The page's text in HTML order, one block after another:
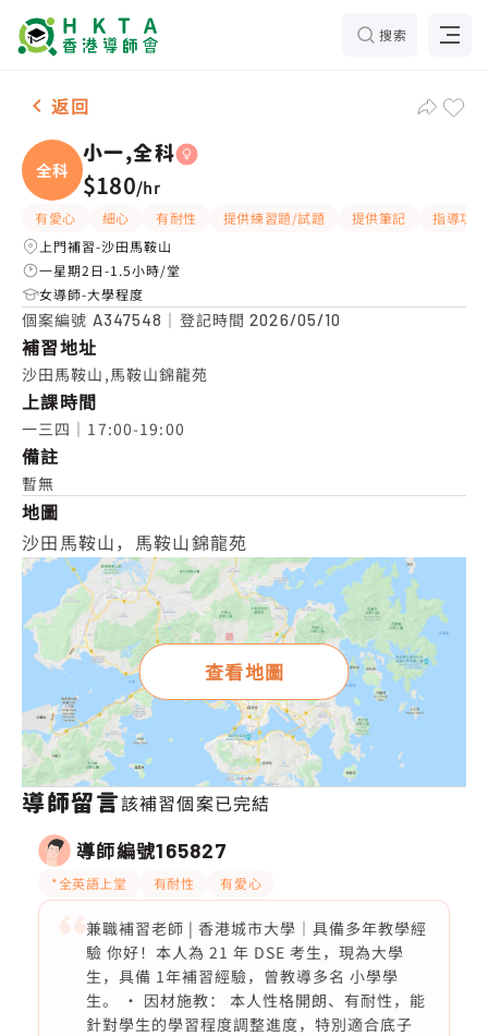
搜索
女-1名 小一,全科，沙田馬鞍山 補習推介
返回
全科
小一,全科
$180/hr
有愛心 細心 有耐性 提供練習題/試題 提供筆記
指導功課
上門補習-沙田馬鞍山
一星期2日-1.5小時/堂
女導師-大學程度
個案編號 A347548 ｜登記時間2026/05/10
補習地址
沙田馬鞍山,馬鞍山錦龍苑
上課時間
一三四｜17:00-19:00
備註
暫無
地圖
沙田馬鞍山，馬鞍山錦龍苑
查看地圖
導師留言該補習個案已完結
導師編號165827
*全英語上堂 有耐性 有愛心
兼職補習老師 | 香港城市大學｜具備多年教學經
驗 你好！本人為 21 年 DSE 考生，現為大學
生，具備 1年補習經驗，曾教導多名 小學學
生。 • 因材施教： 本人性格開朗、有耐性，能
針對學生的學習程度調整進度，特別適合底子